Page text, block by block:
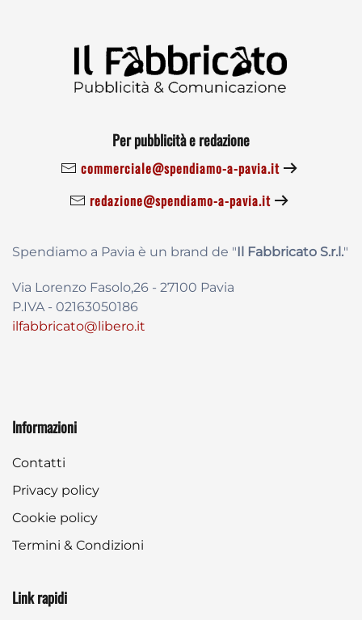
Per pubblicità e redazione
commerciale@spendiamo-a-pavia.it
redazione@spendiamo-a-pavia.it
Spendiamo a Pavia è un brand de " Il Fabbricato S.r.l."
Via Lorenzo Fasolo,26 - 27100 Pavia
P.IVA - 02163050186
ilfabbricato@libero.it
Informazioni
Contatti
Privacy policy
Cookie policy
Termini & Condizioni
Link rapidi